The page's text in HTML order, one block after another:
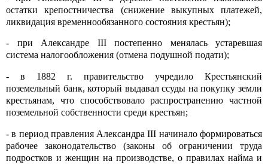
остатки крепостничества (снижение выкупных платежей,
ликвидация временнообязанного состояния крестьян);
- при Александре III постепенно менялась устаревшая
система налогообложения (отмена подушной подати);
- в 1882 г. правительство учредило Крестьянский
поземельный банк, который выдавал ссуды на покупку земли
крестьянам, что способствовало распространению частной
поземельной собственности среди крестьян;
- в период правления Александра III начинало формироваться
рабочее законодательство (законы об ограничении труда
подростков и женщин на производстве, о правилах найма и